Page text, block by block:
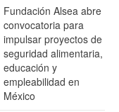
Fundación Alsea abre
convocatoria para
impulsar proyectos de
seguridad alimentaria,
educación y
empleabilidad en
México